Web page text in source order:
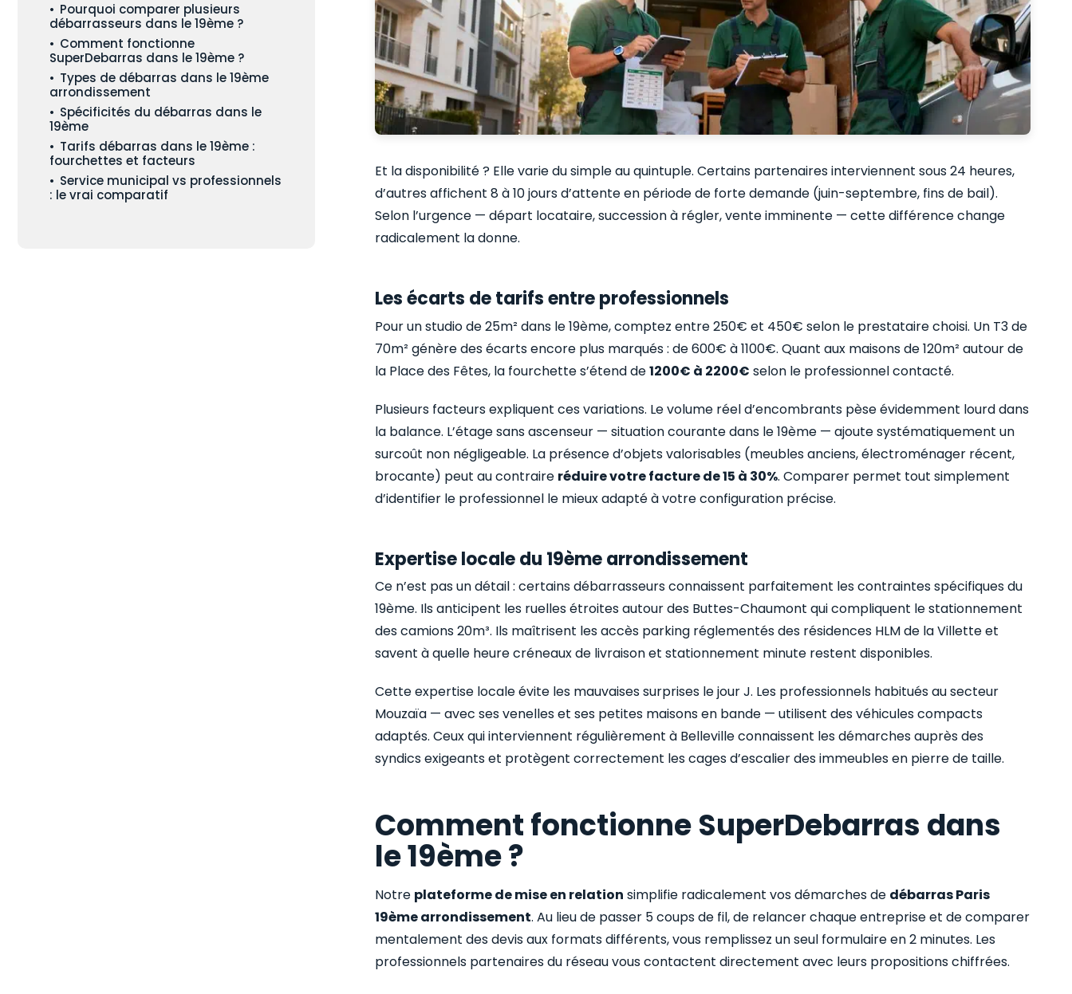
Pourquoi comparer plusieurs
débarrasseurs dans le 19ème ?
Comment fonctionne
SuperDebarras dans le 19ème ?
Types de débarras dans le 19ème
arrondissement
Spécificités du débarras dans le
19ème
Tarifs débarras dans le 19ème :
fourchettes et facteurs
Service municipal vs professionnels
: le vrai comparatif
Et la disponibilité ? Elle varie du simple au quintuple. Certains partenaires interviennent sous 24 heures,
d’autres affichent 8 à 10 jours d’attente en période de forte demande (juin-septembre, fins de bail).
Selon l’urgence — départ locataire, succession à régler, vente imminente — cette différence change
radicalement la donne.
Les écarts de tarifs entre professionnels
Pour un studio de 25m² dans le 19ème, comptez entre 250€ et 450€ selon le prestataire choisi. Un T3 de
70m² génère des écarts encore plus marqués : de 600€ à 1100€. Quant aux maisons de 120m² autour de
la Place des Fêtes, la fourchette s’étend de1200€ à 2200€ selon le professionnel contacté.
Plusieurs facteurs expliquent ces variations. Le volume réel d’encombrants pèse évidemment lourd dans
la balance. L’étage sans ascenseur — situation courante dans le 19ème — ajoute systématiquement un
surcoût non négligeable. La présence d’objets valorisables (meubles anciens, électroménager récent,
brocante) peut au contraire réduire votre facture de 15 à 30%. Comparer permet tout simplement
d’identifier le professionnel le mieux adapté à votre configuration précise.
Expertise locale du 19ème arrondissement
Ce n’est pas un détail : certains débarrasseurs connaissent parfaitement les contraintes spécifiques du
19ème. Ils anticipent les ruelles étroites autour des Buttes-Chaumont qui compliquent le stationnement
des camions 20m³. Ils maîtrisent les accès parking réglementés des résidences HLM de la Villette et
savent à quelle heure créneaux de livraison et stationnement minute restent disponibles.
Cette expertise locale évite les mauvaises surprises le jour J. Les professionnels habitués au secteur
Mouzaïa — avec ses venelles et ses petites maisons en bande — utilisent des véhicules compacts
adaptés. Ceux qui interviennent régulièrement à Belleville connaissent les démarches auprès des
syndics exigeants et protègent correctement les cages d’escalier des immeubles en pierre de taille.
Comment fonctionne SuperDebarras dans
le 19ème ?
Notre plateforme de mise en relation simplifie radicalement vos démarches de débarras Paris
19ème arrondissement. Au lieu de passer 5 coups de fil, de relancer chaque entreprise et de comparer
mentalement des devis aux formats différents, vous remplissez un seul formulaire en 2 minutes. Les
professionnels partenaires du réseau vous contactent directement avec leurs propositions chiffrées.